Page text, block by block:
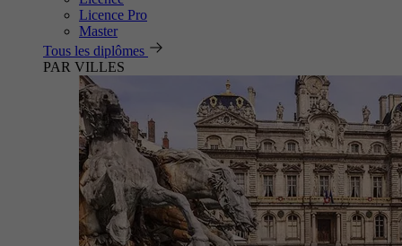
Licence Pro
Master
Tous les diplômes
PAR VILLES